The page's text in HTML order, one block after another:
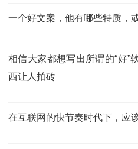
一个好文案，他有哪些特质，
相信大家都想写出所谓的“好”
西让人拍砖
在互联网的快节奏时代下，应